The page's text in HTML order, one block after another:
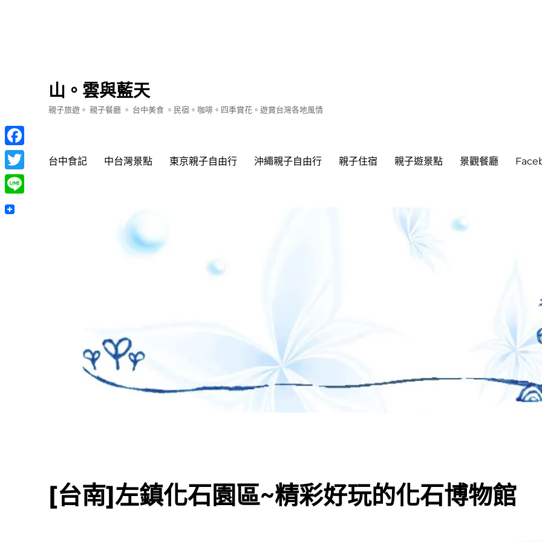
山。雲與藍天
親子旅遊。 親子餐廳 。 台中美食 。民宿。咖啡。四季賞花。遊賞台灣各地風情
台中食記 中台灣景點 東京親子自由行 沖繩親子自由行 親子住宿 親子遊景點 景觀餐廳
[台南]左鎮化石園區~精彩好玩的化石博物館
Facebook
Twitter
Line